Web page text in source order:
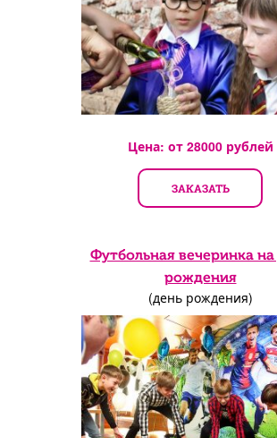
Цена: от 28000рублей
ЗАКАЗАТЬ
Футбольная вечеринка на
рождения
(день рождения)